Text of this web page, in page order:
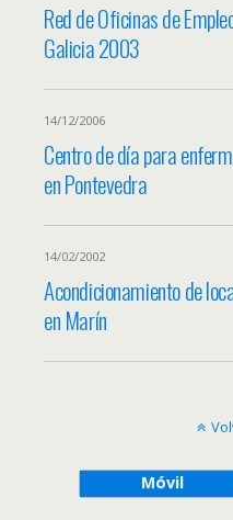
Red de Oficinas de
Galicia 2003
14/12/2006
Centro de día para
en Pontevedra
14/02/2002
Acondicionamiento de
en Marín
Móvil